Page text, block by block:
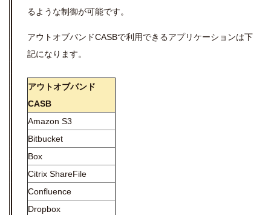
るような制御が可能です。
アウトオブバンドCASBで利用できるアプリケーションは下
記になります。
アウトオブバンド
CASB
Amazon S3
Bitbucket
Box
Citrix ShareFile
Confluence
Dropbox